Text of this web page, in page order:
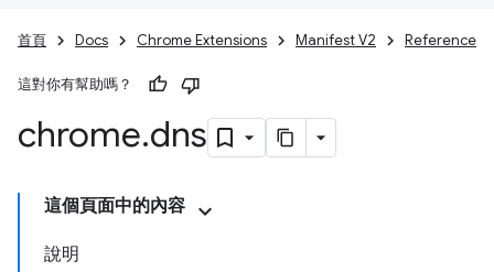
首頁 Docs Chrome Extensions Manifest V2 Reference
這對你有幫助嗎？
chrome.dns
這個頁面中的內容
說明